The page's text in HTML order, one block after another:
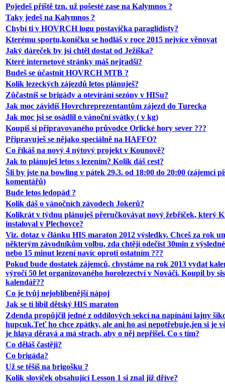
Pojedeš příště tzn. už pošesté zase na Kalymnos ?
Taky jedeš na Kalymnos ?
Chybí ti v HOVRCH logu postavička paraglidisty?
Kterému sportu,koníčku se hodláš v roce 2015 nejvíce věnovat
Jaký dáreček by jsi chtěl dostat od Ježíška?
Které internetové stránky máš nejradši?
Budeš se účastnit HOVRCH MTB ?
Kolik lezeckých zájezdů letos plánuješ?
Zůčastníš se brigády a otevírání sezóny v HISu?
Jak moc závidíš Hovrchreprezentantům zájezd do Turecka
Jak moc jsi se osádlil o vánoční svátky ( v kg)
Koupíš si připravovaného průvodce Orlické hory sever ???
Připravuješ se nějako speciálně na HAFFO?
Co říkáš na nový 4 nýtový projekt v Kounově?
Jak to plánuješ letos s lezením? Kolik dáš cest?
Šli by jste na bowling v pátek 29.3. od 18:00 do 20:00 (zájemci
komentářů)
Bude letos ledopád ?
Kolik dáš o vánočních závodech Jokerů?
Kolikrát v týdnu plánuješ přeručkovávat nový žebříček, který
instaloval v Plechovce?
Viz. dotaz v článku HIS maraton 2012 výsledky. Chceš za rok
některým závodníkům volbu, zda chtějí odečíst 30min z
nebo 15 minut lezení navíc oproti ostatním ???
Pokud bude dostatek zájemců, chystáme na rok 2013 vydat
výročí 50 let organizovaného horolezectví v Nováči. Koupil by
kalendář??
Co je tvůj nejoblíbenější nápoj
Jak se ti líbil dětský HIS maraton
Zdenda propůjčil jedné z oddílových sekcí na napínání lajny
hupcuk.Teť ho chce zpátky, ale ani ho asi nepotřebuje,jen si je
je hlava děravá a má strach, aby o něj nepřišel. Co s tím?
Co děláš častěji?
Co brigáda?
Už se těšíš na brigošku ?
Kolik slovíček obsahující Lesson 1 si znal již dříve?